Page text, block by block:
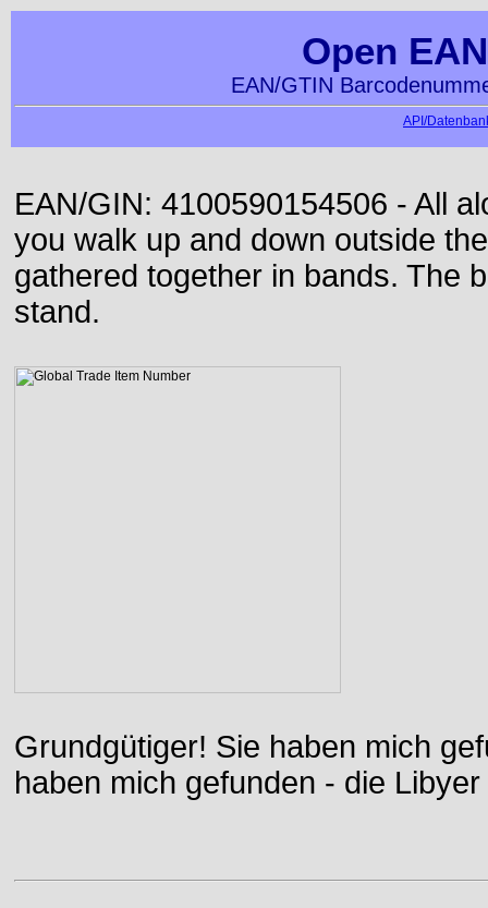
Open
EAN/GTIN
API/
EAN/GIN: 4100590154506 - All
you walk up and down outside
gathered together in bands. The
stand.
Grundgütiger! Sie haben mich
haben mich gefunden - die